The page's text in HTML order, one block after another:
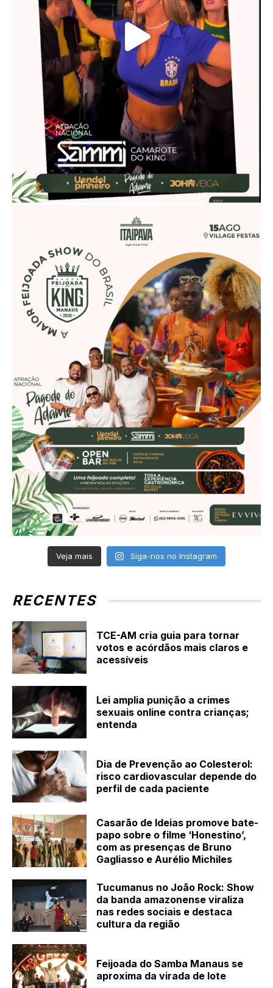
Veja mais Siga-nos no Instagram
RECENTES
TCE-AM cria guia para tornar
votos e acórdãos mais claros e
acessíveis
Lei amplia punição a crimes
sexuais online contra crianças;
entenda
Dia de Prevenção ao Colesterol:
risco cardiovascular depende do
perfil de cada paciente
Casarão de Ideias promove bate-
papo sobre o filme ‘Honestino’,
com as presenças de Bruno
Gagliasso e Aurélio Michiles
Tucumanus no João Rock: Show
da banda amazonense viraliza
nas redes sociais e destaca
cultura da região
Feijoada do Samba Manaus se
aproxima da virada de lote